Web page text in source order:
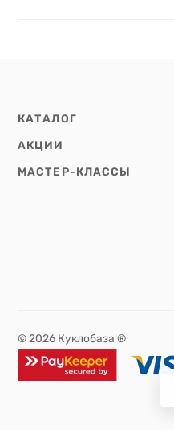
КАТАЛОГ
АКЦИИ
МАСТЕР-КЛАССЫ
© 2026 Куклобаза ®